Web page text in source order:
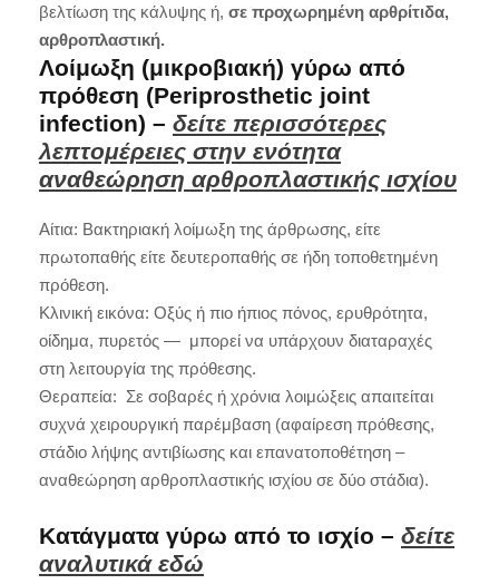
βελτίωση της κάλυψης ή, σε προχωρημένη αρθρίτιδα,
αρθροπλαστική.
Λοίμωξη (μικροβιακή) γύρω από
πρόθεση (Periprosthetic joint
infection) – δείτε περισσότερες
λεπτομέρειες στην ενότητα
αναθεώρηση αρθροπλαστικής ισχίου
Αίτια: Βακτηριακή λοίμωξη της άρθρωσης, είτε
πρωτοπαθής είτε δευτεροπαθής σε ήδη τοποθετημένη
πρόθεση.
Κλινική εικόνα: Οξύς ή πιο ήπιος πόνος, ερυθρότητα,
οίδημα, πυρετός — μπορεί να υπάρχουν διαταραχές
στη λειτουργία της πρόθεσης.
Θεραπεία: Σε σοβαρές ή χρόνια λοιμώξεις απαιτείται
συχνά χειρουργική παρέμβαση (αφαίρεση πρόθεσης,
στάδιο λήψης αντιβίωσης και επανατοποθέτηση –
αναθεώρηση αρθροπλαστικής ισχίου σε δύο στάδια).
Κατάγματα γύρω από το ισχίο – δείτε
αναλυτικά εδώ